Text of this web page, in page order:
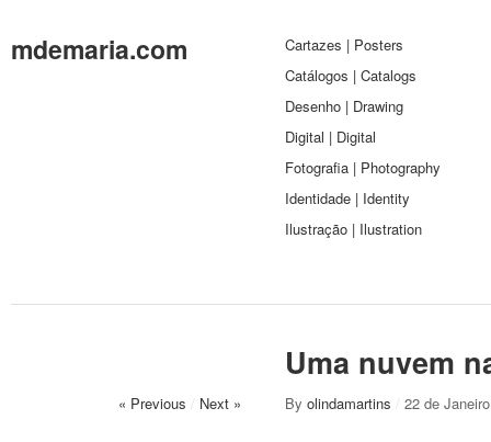
mdemaria.com
Cartazes | Posters
Catálogos | Catalogs
Desenho | Drawing
Digital | Digital
Fotografia | Photography
Identidade | Identity
Ilustração | Ilustration
Uma nuvem
« Previous / Next » By olindamartins / 22 de